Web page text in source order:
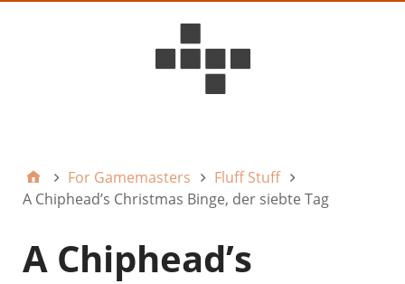
For Gamemasters
Fluff Stuff
A Chiphead’s Christmas Binge, der siebte Tag
A Chiphead’s